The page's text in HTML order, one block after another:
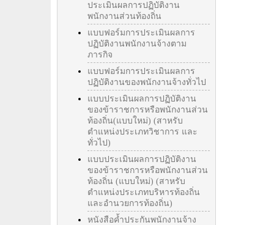
ประเมินผลการปฏิบัติงาน
พนักงานส่วนท้องถิ่น
แบบฟอร์มการประเมินผลการ
ปฏิบัติงานพนักงานจ้างตาม
ภารกิจ
แบบฟอร์มการประเมินผลการ
ปฏิบัติงานของพนักงานจ้างทั่วไป
แบบประเมินผลการปฏิบัติงาน
ของข้าราชการหรือพนักงานส่วน
ท้องถิ่น(แบบใหม่) (สาหรับ
ตำแหน่งประเภทวิชาการ และ
ทั่วไป)
แบบประเมินผลการปฏิบัติงาน
ของข้าราชการหรือพนักงานส่วน
ท้องถิ่น (แบบใหม่) (สาหรับ
ตำแหน่งประเภทบริหารท้องถิ่น
และอำนวยการท้องถิ่น)
หนังสือค้ำประกันพนักงานจ้าง